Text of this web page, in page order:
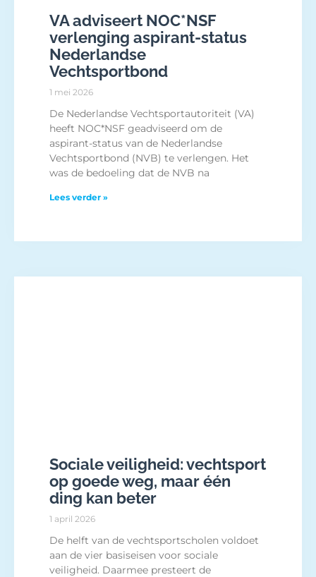
VA adviseert NOC*NSF
verlenging aspirant-status
Nederlandse
Vechtsportbond
1 mei 2026
De Nederlandse Vechtsportautoriteit (VA)
heeft NOC*NSF geadviseerd om de
aspirant-status van de Nederlandse
Vechtsportbond (NVB) te verlengen. Het
was de bedoeling dat de NVB na
Lees verder »
Sociale veiligheid: vechtsport
op goede weg, maar één
ding kan beter
1 april 2026
De helft van de vechtsportscholen voldoet
aan de vier basiseisen voor sociale
veiligheid. Daarmee presteert de